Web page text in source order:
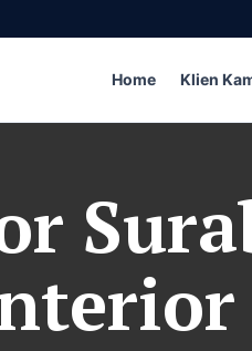
Home Klien